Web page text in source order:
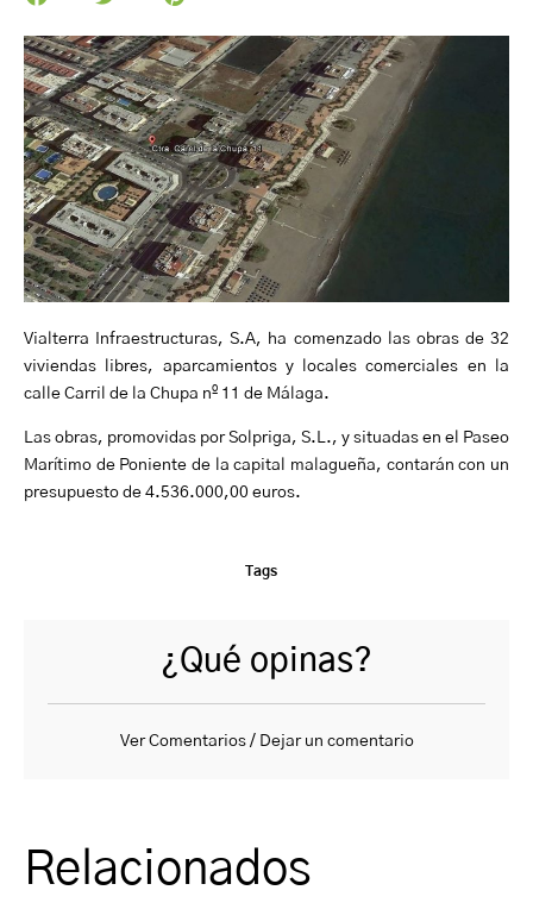
Vialterra Infraestructuras, S.A, ha comenzado las obras de 32
viviendas libres, aparcamientos y locales comerciales en la
calle Carril de la Chupa nº 11 de Málaga.
Las obras, promovidas por Solpriga, S.L., y situadas en el Paseo
Marítimo de Poniente de la capital malagueña, contarán con un
presupuesto de 4.536.000,00 euros.
Tags
¿Qué opinas?
Ver Comentarios / Dejar un comentario
Relacionados